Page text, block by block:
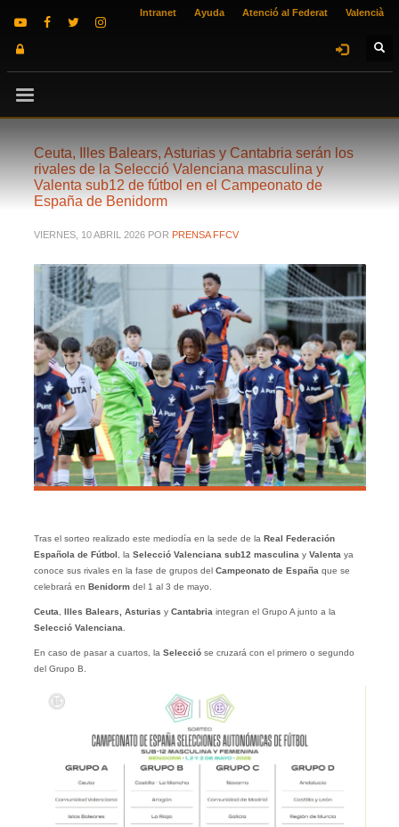
Intranet Ayuda Atenció al Federat Valencià
Ceuta, Illes Balears, Asturias y Cantabria serán los
rivales de la Selecció Valenciana masculina y
Valenta sub12 de fútbol en el Campeonato de
España de Benidorm
VIERNES, 10 ABRIL 2026 POR PRENSA FFCV
Tras el sorteo realizado este mediodía en la sede de la Real Federación
Española de Fútbol , la Selecció Valenciana sub12 masculina y Valenta ya
conoce sus rivales en la fase de grupos del Campeonato de España que se
celebrará en Benidormdel 1 al 3 de mayo.
Ceuta Illes Balears, Asturias y Cantabria integran el Grupo A junto a la
Selecció Valenciana
En caso de pasar a cuartos, la Seleccióse cruzará con el primero o segundo
del Grupo B.